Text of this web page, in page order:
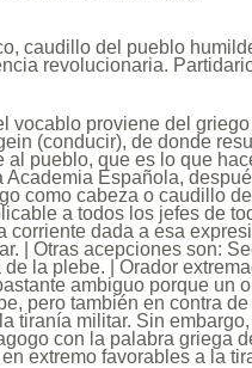
caudillo del pueblo
revolucionaria.
vocablo proviene del
(conducir), de donde
al pueblo, que es lo que
Academia Española,
como cabeza o caudillo
a todos los jefes de
corriente dada a esa
| Otras acepciones son:
la plebe. | Orador
ambiguo porque un
pero también en contra
tiranía militar. Sin
con la palabra griega
extremo favorables a la